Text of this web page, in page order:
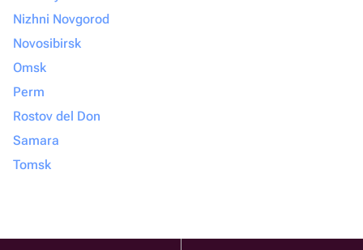
Nizhni Novgorod
Novosibirsk
Omsk
Perm
Rostov del Don
Samara
Tomsk